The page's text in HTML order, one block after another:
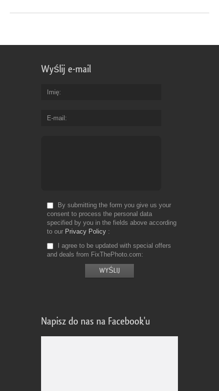
Wyślij e-mail
Imię
E-mail
By submitting the form you give us your
consent to process the personal data
specified by you in the fields above according
to our Privacy Policy
I agree to be updated with special offers
and deals from FixThePhoto.com
Napisz do nas na Facebook'u